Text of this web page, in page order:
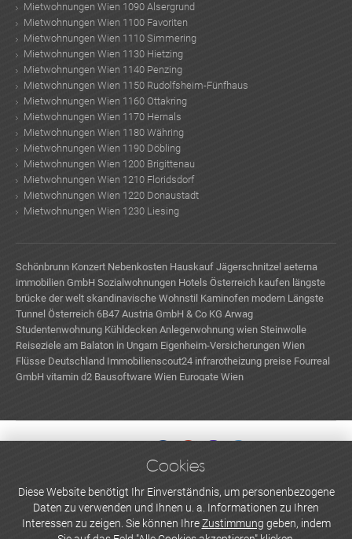
Mietwohnungen Wien 1090 Alsergrund
Mietwohnungen Wien 1100 Favoriten
Mietwohnungen Wien 1110 Simmering
Mietwohnungen Wien 1130 Hietzing
Mietwohnungen Wien 1140 Penzing
Mietwohnungen Wien 1150 Rudolfsheim-Fünfhaus
Mietwohnungen Wien 1160 Ottakring
Mietwohnungen Wien 1170 Hernals
Mietwohnungen Wien 1180 Währing
Mietwohnungen Wien 1190 Döbling
Mietwohnungen Wien 1200 Brigittenau
Mietwohnungen Wien 1210 Floridsdorf
Mietwohnungen Wien 1220 Donaustadt
Mietwohnungen Wien 1230 Liesing
Schönbrunn Konzert Nebenkosten Hauskauf Jägerschnitzel aeterna
immobilien GmbH Sozialwohnungen Hotels Österreich kaufen längste
brücke der welt skandinavische Wohnstil Kaminofen modern Längste
Tunnel Österreich 6B47 Austria GmbH & Co KG Arwag
Studentenwohnung Kühldecken Anlegerwohnung wien Steinwolle
Reiseziele am Balaton in Ungarn Eigenheim-Versicherungen Wien
Flüsse Deutschland Immobilienscout24 infrarotheizung preise Fourreal
GmbH vitamin d2 Bausoftware Wien Eurogate Wien
WERBEN UND INSERIEREN
Newsletter abonnieren
Cookies
Diese Website benötigt Ihr Einverständnis, um personenbezogene
Daten zu verwenden und Ihnen u. a. Informationen zu Ihren
Interessen zu zeigen. Sie können IhreZustimmung geben, indem